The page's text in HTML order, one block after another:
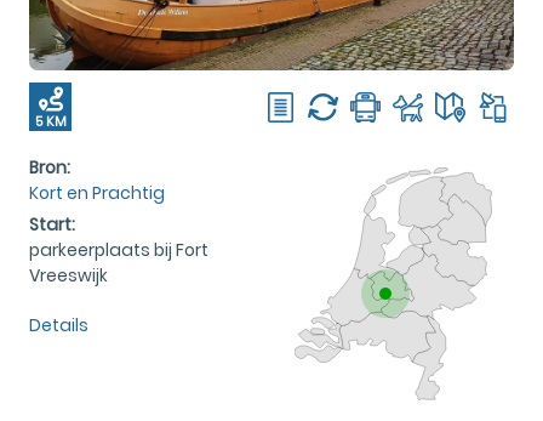
5 KM
Bron:
Kort en Prachtig
Start:
parkeerplaats bij Fort
Vreeswijk
Details